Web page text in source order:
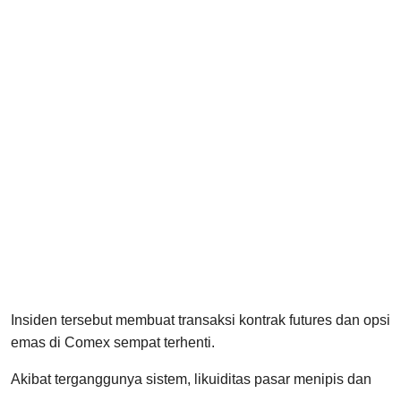
Insiden tersebut membuat transaksi kontrak futures dan opsi
emas di Comex sempat terhenti.
Akibat terganggunya sistem, likuiditas pasar menipis dan